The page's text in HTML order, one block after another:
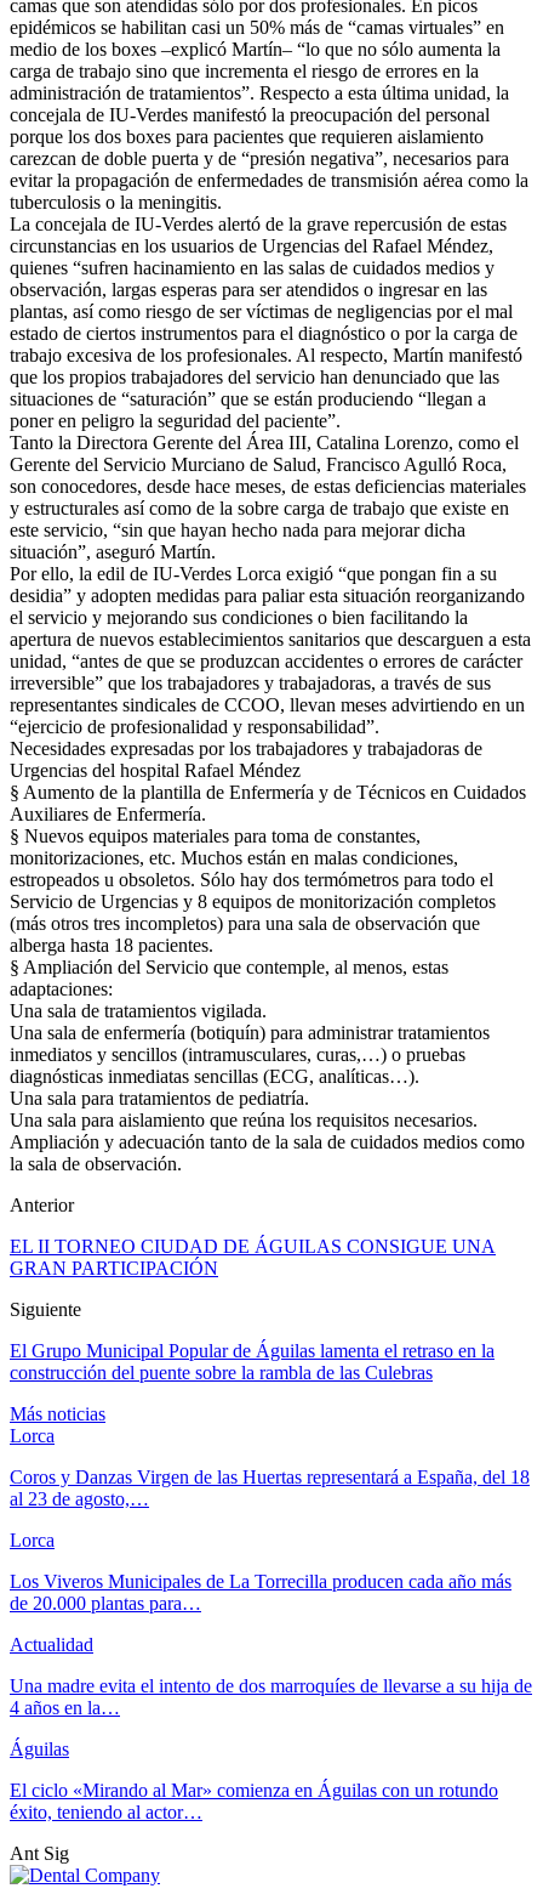
camas que son atendidas sólo por dos profesionales. En picos
epidémicos se habilitan casi un 50% más de “camas virtuales” en
medio de los boxes –explicó Martín– “lo que no sólo aumenta la
carga de trabajo sino que incrementa el riesgo de errores en la
administración de tratamientos”. Respecto a esta última unidad, la
concejala de IU-Verdes manifestó la preocupación del personal
porque los dos boxes para pacientes que requieren aislamiento
carezcan de doble puerta y de “presión negativa”, necesarios para
evitar la propagación de enfermedades de transmisión aérea como la
tuberculosis o la meningitis.
La concejala de IU-Verdes alertó de la grave repercusión de estas
circunstancias en los usuarios de Urgencias del Rafael Méndez,
quienes “sufren hacinamiento en las salas de cuidados medios y
observación, largas esperas para ser atendidos o ingresar en las
plantas, así como riesgo de ser víctimas de negligencias por el mal
estado de ciertos instrumentos para el diagnóstico o por la carga de
trabajo excesiva de los profesionales. Al respecto, Martín manifestó
que los propios trabajadores del servicio han denunciado que las
situaciones de “saturación” que se están produciendo “llegan a
poner en peligro la seguridad del paciente”.
Tanto la Directora Gerente del Área III, Catalina Lorenzo, como el
Gerente del Servicio Murciano de Salud, Francisco Agulló Roca,
son conocedores, desde hace meses, de estas deficiencias materiales
y estructurales así como de la sobre carga de trabajo que existe en
este servicio, “sin que hayan hecho nada para mejorar dicha
situación”, aseguró Martín.
Por ello, la edil de IU-Verdes Lorca exigió “que pongan fin a su
desidia” y adopten medidas para paliar esta situación reorganizando
el servicio y mejorando sus condiciones o bien facilitando la
apertura de nuevos establecimientos sanitarios que descarguen a esta
unidad, “antes de que se produzcan accidentes o errores de carácter
irreversible” que los trabajadores y trabajadoras, a través de sus
representantes sindicales de CCOO, llevan meses advirtiendo en un
“ejercicio de profesionalidad y responsabilidad”.
Necesidades expresadas por los trabajadores y trabajadoras de
Urgencias del hospital Rafael Méndez
§ Aumento de la plantilla de Enfermería y de Técnicos en Cuidados
Auxiliares de Enfermería.
§ Nuevos equipos materiales para toma de constantes,
monitorizaciones, etc. Muchos están en malas condiciones,
estropeados u obsoletos. Sólo hay dos termómetros para todo el
Servicio de Urgencias y 8 equipos de monitorización completos
(más otros tres incompletos) para una sala de observación que
alberga hasta 18 pacientes.
§ Ampliación del Servicio que contemple, al menos, estas
adaptaciones:
Una sala de tratamientos vigilada.
Una sala de enfermería (botiquín) para administrar tratamientos
inmediatos y sencillos (intramusculares, curas,…) o pruebas
diagnósticas inmediatas sencillas (ECG, analíticas…).
Una sala para tratamientos de pediatría.
Una sala para aislamiento que reúna los requisitos necesarios.
Ampliación y adecuación tanto de la sala de cuidados medios como
la sala de observación.
Anterior
EL II TORNEO CIUDAD DE ÁGUILAS CONSIGUE UNA
GRAN PARTICIPACIÓN
Siguiente
El Grupo Municipal Popular de Águilas lamenta el retraso en la
construcción del puente sobre la rambla de las Culebras
Más noticias
Lorca
Coros y Danzas Virgen de las Huertas representará a España, del 18
al 23 de agosto,…
Lorca
Los Viveros Municipales de La Torrecilla producen cada año más
de 20.000 plantas para…
Actualidad
Una madre evita el intento de dos marroquíes de llevarse a su hija de
4 años en la…
Águilas
El ciclo «Mirando al Mar» comienza en Águilas con un rotundo
éxito, teniendo al actor…
Ant Sig